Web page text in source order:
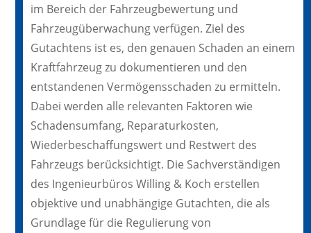
im Bereich der Fahrzeugbewertung und
Fahrzeugüberwachung verfügen. Ziel des
Gutachtens ist es, den genauen Schaden an einem
Kraftfahrzeug zu dokumentieren und den
entstandenen Vermögensschaden zu ermitteln.
Dabei werden alle relevanten Faktoren wie
Schadensumfang, Reparaturkosten,
Wiederbeschaffungswert und Restwert des
Fahrzeugs berücksichtigt. Die Sachverständigen
des Ingenieurbüros Willing & Koch erstellen
objektive und unabhängige Gutachten, die als
Grundlage für die Regulierung von